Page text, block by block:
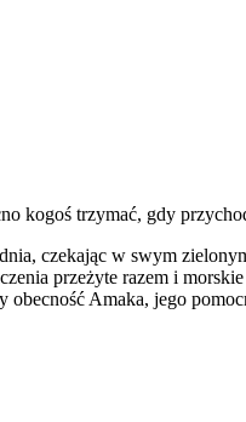
kogoś trzymać, gdy
czekając w swym
przeżyte razem i
Amaka, jego